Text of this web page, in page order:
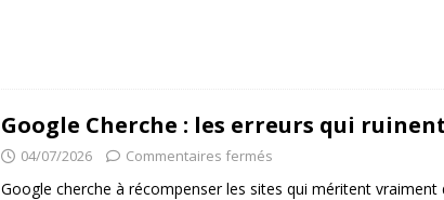
Google Cherche : les erreurs qui
04/07/2026 Commentaires fermés
Google cherche à récompenser les sites qui méritent